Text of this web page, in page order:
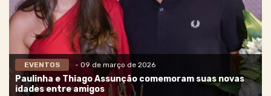
EVENTOS - 09 de março de 2026
Paulinha e Thiago Assunção comemoram suas novas
idades entre amigos